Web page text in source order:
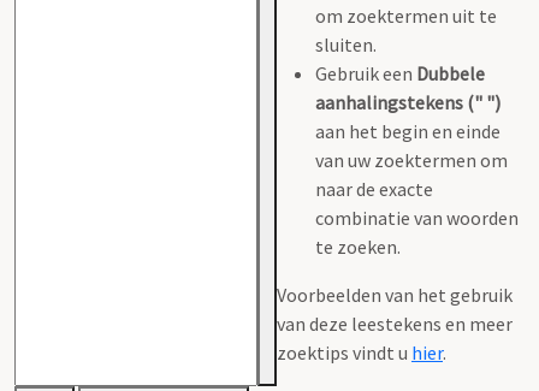
om zoektermen uit te
sluiten.
Gebruik een Dubbele
aanhalingstekens (" ")
aan het begin en einde
van uw zoektermen om
naar de exacte
combinatie van woorden
te zoeken.
Voorbeelden van het gebruik
van deze leestekens en meer
zoektips vindt u hier.